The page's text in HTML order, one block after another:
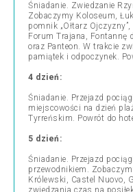
Śniadanie. Zwiedzanie
Zobaczymy Koloseum,
pomnik „Ołtarz
Forum Trajana, Fontannę
oraz Panteon. W trakcie
pamiątek i odpoczynek.
4 dzień:
Śniadanie. Przejazd
miejscowości na dzień
Tyrreńskim. Powrót do
5 dzień:
Śniadanie. Przejazd
przewodnikiem.
Królewski, Castel Nuovo,
zwiedzania czas na